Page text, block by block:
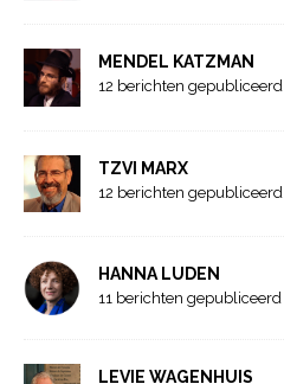
MENDEL KATZMAN
12 berichten gepubliceerd
TZVI MARX
12 berichten gepubliceerd
HANNA LUDEN
11 berichten gepubliceerd
LEVIE WAGENHUIS